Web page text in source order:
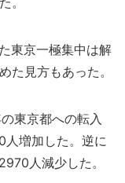
東京一極集中は解
た見方もあった。
東京都への転入
増加した。逆に
人減少した。